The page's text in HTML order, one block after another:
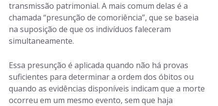
transmissão patrimonial. A mais comum delas é a
chamada “presunção de comoriência”, que se baseia
na suposição de que os indivíduos faleceram
simultaneamente.
Essa presunção é aplicada quando não há provas
suficientes para determinar a ordem dos óbitos ou
quando as evidências disponíveis indicam que a morte
ocorreu em um mesmo evento, sem que haja